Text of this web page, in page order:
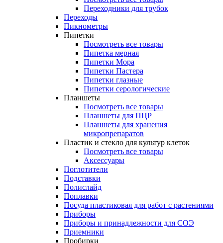
Переходники для трубок
Переходы
Пикнометры
Пипетки
Посмотреть все товары
Пипетка мерная
Пипетки Мора
Пипетки Пастера
Пипетки глазные
Пипетки серологические
Планшеты
Посмотреть все товары
Планшеты для ПЦР
Планшеты для хранения
микропрепаратов
Пластик и стекло для культур клеток
Посмотреть все товары
Аксессуары
Поглотители
Подставки
Полислайд
Поплавки
Посуда пластиковая для работ с растениями
Приборы
Приборы и принадлежности для СОЭ
Приемники
Пробирки